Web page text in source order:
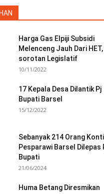
Harga Gas Elpiji Subsidi
Melenceng Jauh Dari
sorotan Legislatif
10/11/2022
17 Kepala Desa Dilantik Pj
Bupati Barsel
15/12/2022
Sebanyak 214 Orang
Pesparawi Barsel Dilepas
Bupati
21/06/2024
Huma Betang Diresmikan